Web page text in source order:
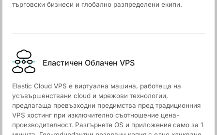
търговски бизнеси и глобално разпределени екипи.
Еластичен Облачен VPS
Elastic Cloud VPS е виртуална машина, работеща на
усъвършенствани cloud и мрежови технологии,
предлагаща превъзходни предимства пред традиционния
VPS хостинг при изключително съотношение цена-
производителност. Разгърнете OS и приложения само за 1